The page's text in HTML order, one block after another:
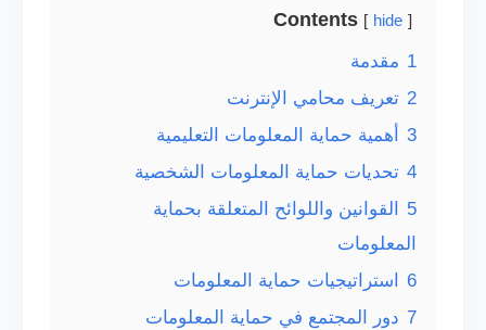
Contents hide
1 مقدمة
2 تعريف محامي الإنترنت
3
أهمية حماية المعلومات التعليمية
4 تحديات حماية المعلومات الشخصية
5
القوانين واللوائح المتعلقة بحماية
المعلومات
6
استراتيجيات حماية المعلومات
7 دور المجتمع في حماية المعلومات